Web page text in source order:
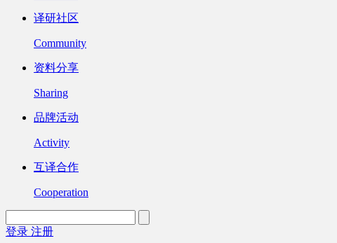
译研社区
Community
资料分享
Sharing
品牌活动
Activity
互译合作
Cooperation
登录 注册